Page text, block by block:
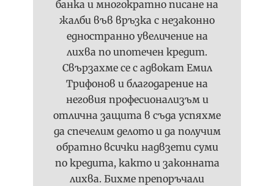
банка и многократно писане на
жалби във връзка с незаконно
едностранно увеличение на
лихва по ипотечен кредит.
Свързахме се с адвокат Емил
Трифонов и благодарение на
неговия професионализъм и
отлична защита в съда успяхме
да спечелим делото и да получим
обратно всички надвзети суми
по кредита, както и законната
лихва. Бихме препоръчали